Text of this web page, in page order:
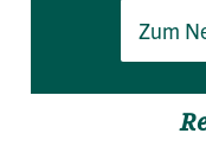
Zum